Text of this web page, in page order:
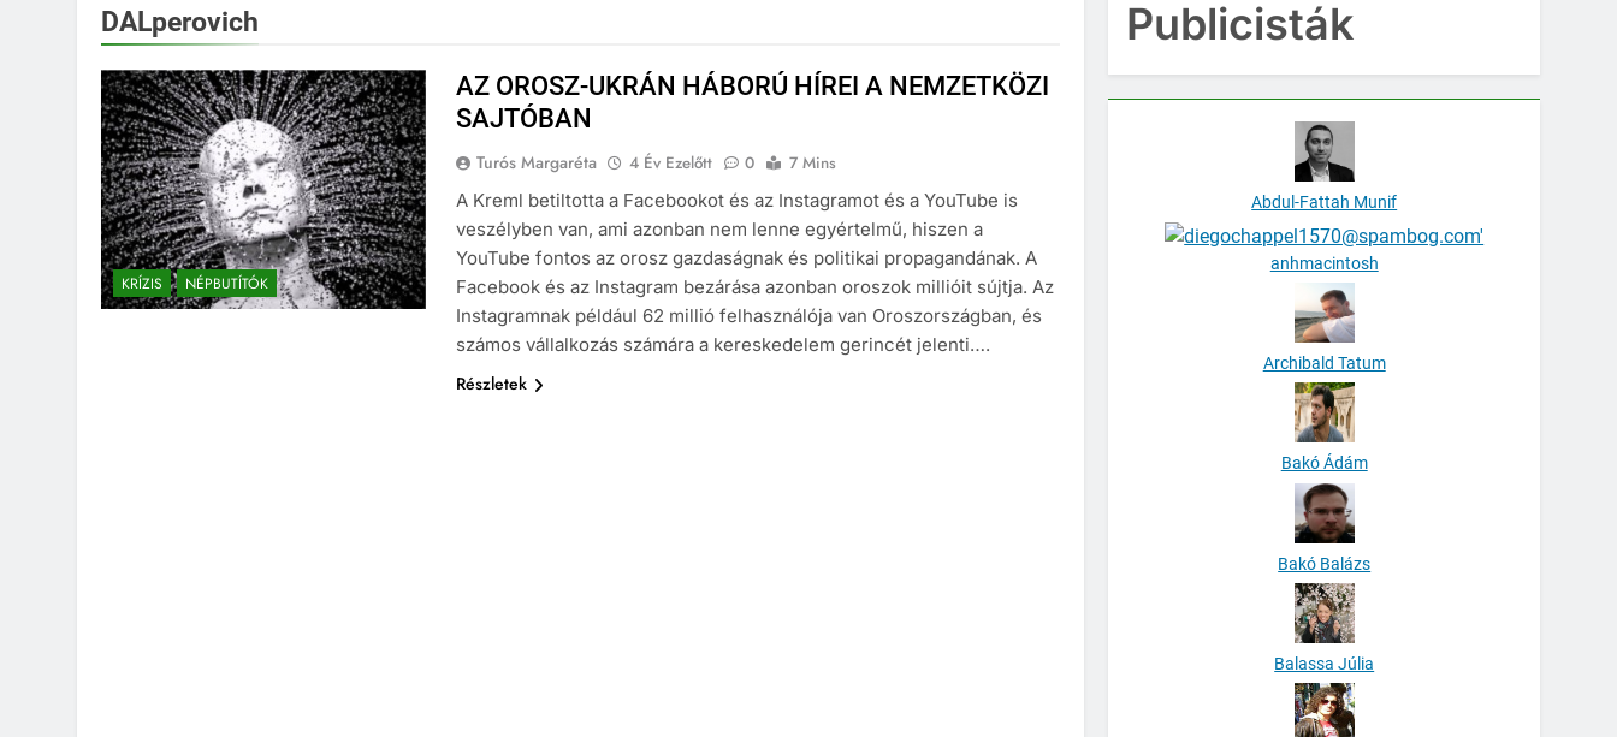
DALperovich
KRÍZIS NÉPBUTÍTÓK
AZ OROSZ-UKRÁN HÁBORÚ HÍREI A NEMZETKÖZI
SAJTÓBAN
Turós Margaréta 4 Év Ezelőtt 0
7 Mins
A Kreml betiltotta a Facebookot és az Instagramot és a YouTube is
veszélyben van, ami azonban nem lenne egyértelmű, hiszen a
YouTube fontos az orosz gazdaságnak és politikai propagandának. A
Facebook és az Instagram bezárása azonban oroszok millióit sújtja. Az
Instagramnak például 62 millió felhasználója van Oroszországban, és
számos vállalkozás számára a kereskedelem gerincét jelenti….
Részletek
Publicisták
Abdul-Fattah Munif
anhmacintosh
Archibald Tatum
Bakó Ádám
Bakó Balázs
Balassa Júlia